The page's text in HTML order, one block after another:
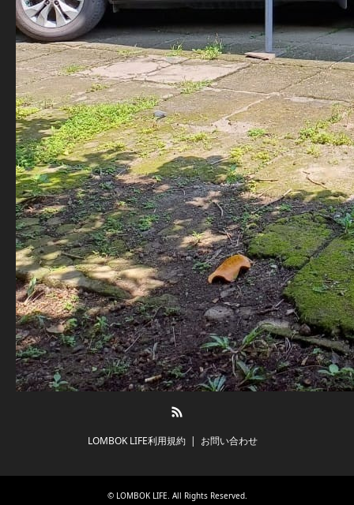
LOMBOK LIFE利用規約 お問い合わせ
© LOMBOK LIFE. All Rights Reserved.